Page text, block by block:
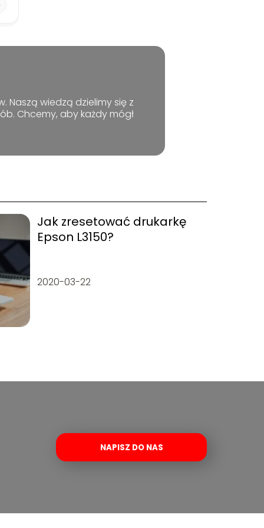
Naszą wiedzą dzielimy się z
Chcemy, aby każdy mógł
Jak zresetować drukarkę
Epson L3150?
2020-03-22
NAPISZ DO NAS